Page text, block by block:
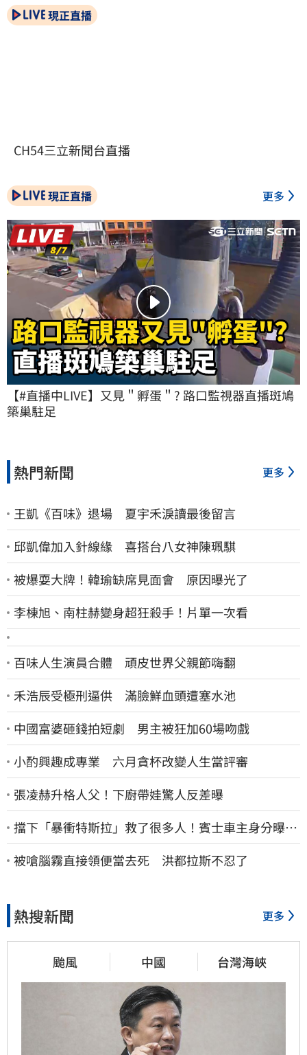
現正直播
CH54三立新聞台直播
現正直播 更多
【#直播中LIVE】又見＂孵蛋＂? 路口監視器直播斑鳩
築巢駐足
熱門新聞 更多
王凱《百味》退場 夏宇禾淚讀最後留言
邱凱偉加入針線緣 喜搭台八女神陳珮騏
被爆耍大牌！韓瑜缺席見面會 原因曝光了
李棟旭、南柱赫變身超狂殺手！片單一次看
百味人生演員合體 頑皮世界父親節嗨翻
禾浩辰受極刑逼供 滿臉鮮血頭遭塞水池
中國富婆砸錢拍短劇 男主被狂加60場吻戲
小酌興趣成專業 六月貪杯改變人生當評審
張凌赫升格人父！下廚帶娃驚人反差曝
擋下「暴衝特斯拉」救了很多人！賓士車主身分曝…
他社群擁1.4萬追蹤
被嗆腦霧直接領便當去死 洪都拉斯不忍了
熱搜新聞 更多
颱風 中國 台灣海峽